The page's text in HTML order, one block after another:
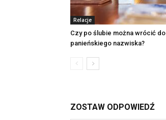
Relacje
Czy po ślubie można wrócić do
panieńskiego nazwiska?
ZOSTAW ODPOWIEDŹ